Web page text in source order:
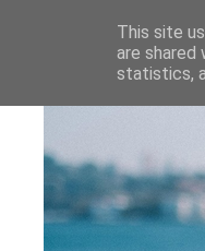
This site
are shared
statistics,